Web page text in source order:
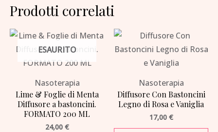
Prodotti correlati
ESAURITO
Nasoterapia
Lime & Foglie di Menta
Diffusore a bastoncini.
FORMATO 200 ML
24,00 €
Nasoterapia
Diffusore Con Bastoncini
Legno di Rosa e Vaniglia
17,00 €